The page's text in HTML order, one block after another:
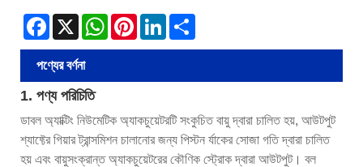
Facebook
X WhatsAppPinterestLinkedIn
পণ্যের বর্ণনা
1. পণ্য পরিচিতি
ডাবল অ্যাক্টিং নিউমেটিক অ্যাকচুয়েটরটি সংকুচিত বায়ু দ্বারা চালিত হয়, আউটপুট
শ্যাফ্টের গিয়ার ট্রান্সমিশন চালানোর জন্য পিস্টন র্যাকের সোজা গতি দ্বারা চালিত
হয় এবং বায়ুসংক্রান্ত অ্যাকচুয়েটরের কৌণিক স্ট্রোক দ্বারা আউটপুট। বল